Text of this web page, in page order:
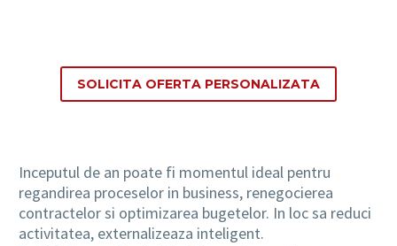
SOLICITA OFERTA PERSONALIZATA
Inceputul de an poate fi momentul ideal pentru
regandirea proceselor in business, renegocierea
contractelor si optimizarea bugetelor. In loc sa reduci
activitatea, externalizeaza inteligent.